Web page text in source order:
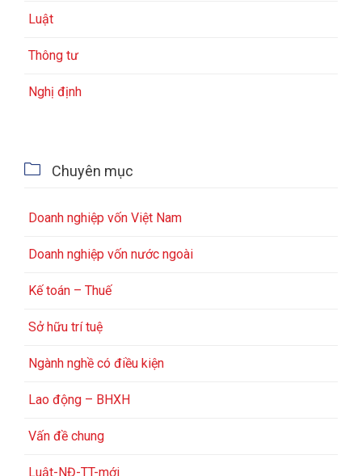
Luật
Thông tư
Nghị định
 Chuyên mục
Doanh nghiệp vốn Việt Nam
Doanh nghiệp vốn nước ngoài
Kế toán – Thuế
Sở hữu trí tuệ
Ngành nghề có điều kiện
Lao động – BHXH
Vấn đề chung
Luật-NĐ-TT-mới